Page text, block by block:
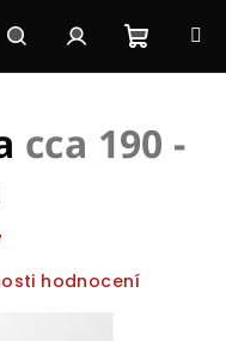
HledatPřihlášení
košík
cca 190 -
hodnocení